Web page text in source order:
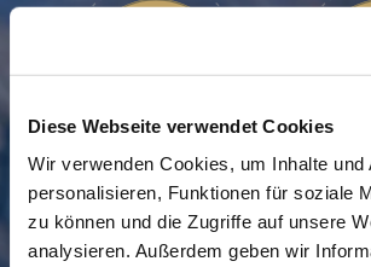
Diese Webseite verwendet Cookies
Wir verwenden Cookies, um Inhalte und
personalisieren, Funktionen für soziale
zu können und die Zugriffe auf unsere
analysieren. Außerdem geben wir
GEMEINDE